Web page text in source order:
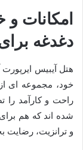
امکانات
دغدغه
هتل آیبیس ایرپورت
خود، مجموعه ای
راحت و کارآمد را
شده اند که هم
و ترانزیت، رضایت